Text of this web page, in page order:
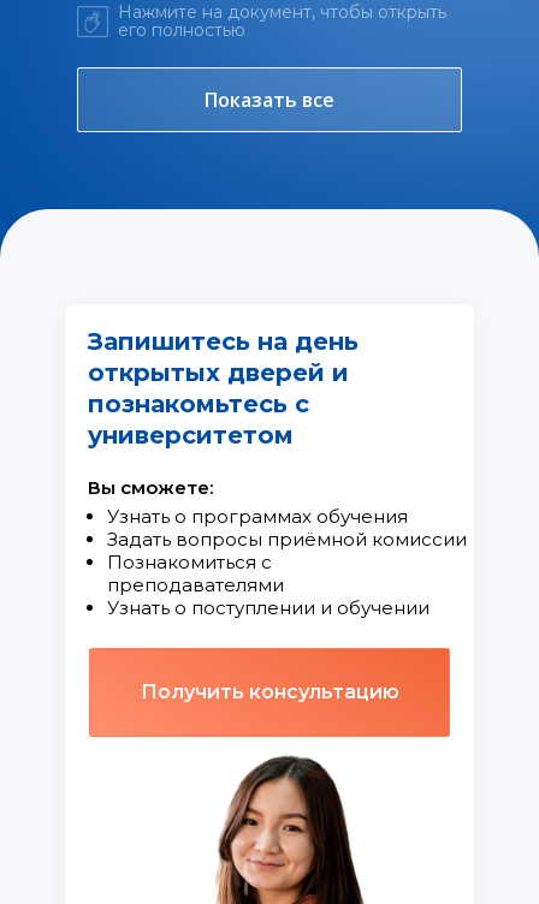
Показать все
Нажмите на документ, чтобы открыть
его полностью
Запишитесь на день
открытых дверей и
познакомьтесь с
университетом
Вы сможете:
Узнать о программах обучения
Задать вопросы приёмной комиссии
Познакомиться с
преподавателями
Узнать о поступлении и обучении
Получить консультацию